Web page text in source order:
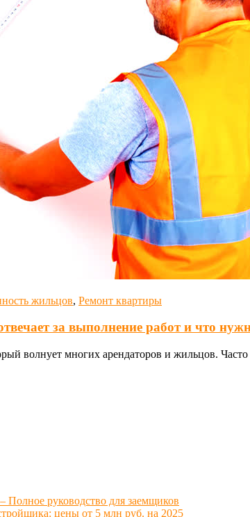
жильцов, Ремонт квартиры
за выполнение работ и что
волнует многих арендаторов и жильцов.
Полное руководство для заемщиков
цены от 5 млн руб. на 2025